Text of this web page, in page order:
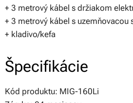
+ 3 metrový kábel s držiakom
+ 3 metrový kábel s uzemňovacou
+ kladivo/kefa
Špecifikácie
Kód produktu: MIG-160Li